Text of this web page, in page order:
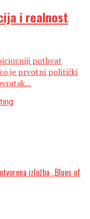
i realnost
pothvat
je prvotni politički
izložba „Blues of